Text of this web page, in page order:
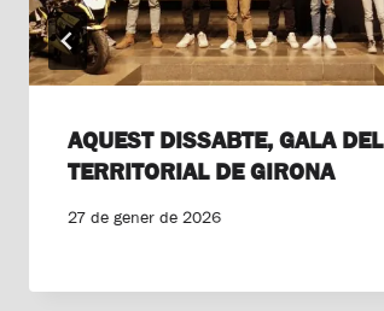
AQUEST DISSABTE, GALA DEL
TERRITORIAL DE GIRONA
27 de gener de 2026